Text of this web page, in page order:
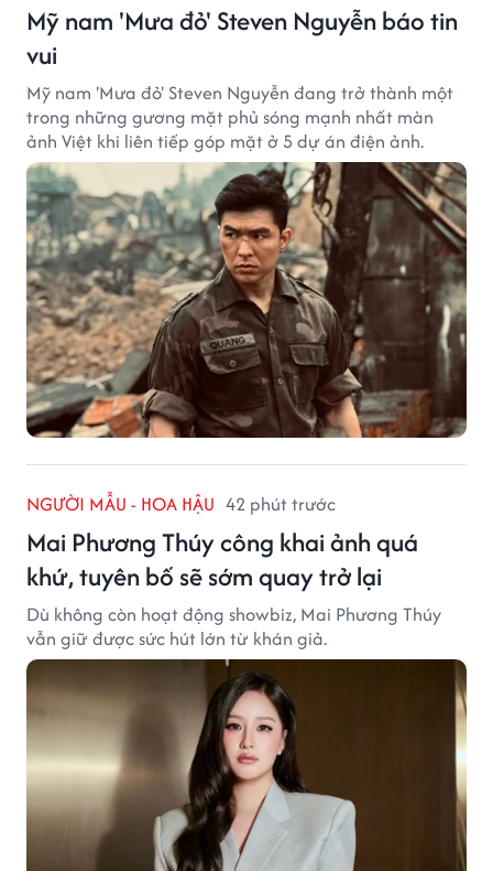
Mỹ nam 'Mưa đỏ' Steven Nguyễn báo tin
vui
Mỹ nam 'Mưa đỏ' Steven Nguyễn đang trở thành một
trong những gương mặt phủ sóng mạnh nhất màn
ảnh Việt khi liên tiếp góp mặt ở 5 dự án điện ảnh.
NGƯỜI MẪU - HOA HẬU 42 phút trước
Mai Phương Thúy công khai ảnh quá
khứ, tuyên bố sẽ sớm quay trở lại
Dù không còn hoạt động showbiz, Mai Phương Thúy
vẫn giữ được sức hút lớn từ khán giả.